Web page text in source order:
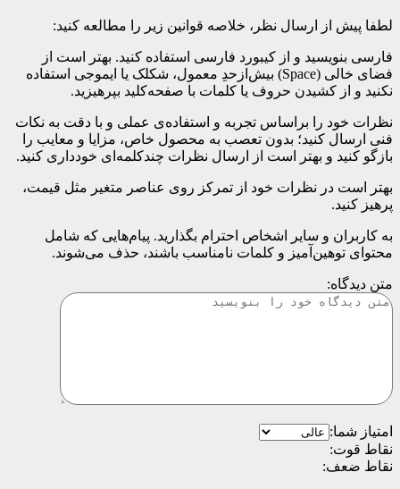
لطفا پیش از ارسال نظر، خلاصه قوانین زیر را مطالعه کنید:
فارسی بنویسید و از کیبورد فارسی استفاده کنید. بهتر است از
فضای خالی (Space) بیش‌از‌حدِ معمول، شکلک یا ایموجی استفاده
نکنید و از کشیدن حروف یا کلمات با صفحه‌کلید بپرهیزید.
نظرات خود را براساس تجربه و استفاده‌ی عملی و با دقت به نکات
فنی ارسال کنید؛ بدون تعصب به محصول خاص، مزایا و معایب را
بازگو کنید و بهتر است از ارسال نظرات چندکلمه‌‌ای خودداری کنید.
بهتر است در نظرات خود از تمرکز روی عناصر متغیر مثل قیمت،
پرهیز کنید.
به کاربران و سایر اشخاص احترام بگذارید. پیام‌هایی که شامل
محتوای توهین‌آمیز و کلمات نامناسب باشند، حذف می‌شوند.
متن دیدگاه:
امتیاز شما:
نقاط قوت:
نقاط ضعف: